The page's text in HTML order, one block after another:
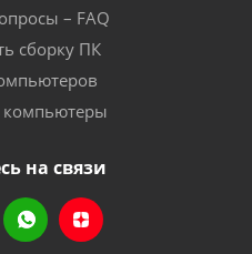
– FAQ
сборку ПК
компьютеры
на связи